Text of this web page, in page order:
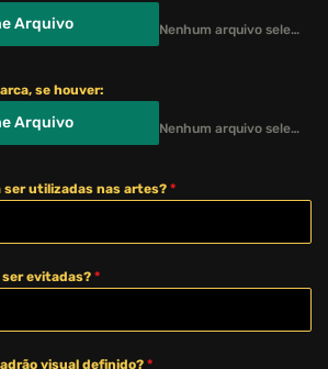
Arquivo Nenhum arquivo selecionado ainda
se houver:
Arquivo Nenhum arquivo selecionado ainda
ser utilizadas nas artes? *
ser evitadas? *
visual definido? *